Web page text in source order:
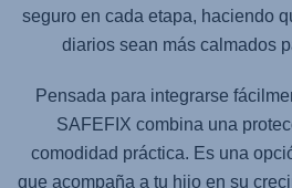
seguro en cada etapa, haciendo
diarios sean más calmados
Pensada para integrarse
SAFEFIX combina una
comodidad práctica. Es una
que acompaña a tu hijo en su